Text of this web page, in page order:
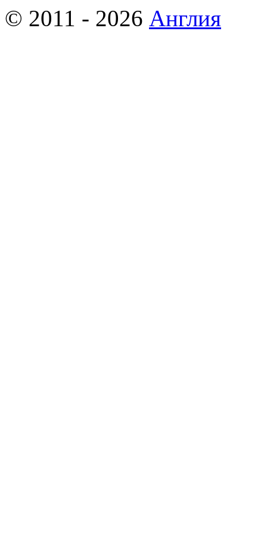
© 2011 - 2026 Англия